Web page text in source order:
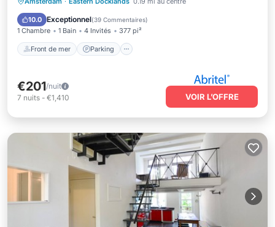
10.0 Exceptionnel(39 Commentaires)
1 Chambre 1 Bain 4 Invités 377 pi²
Front de mer Parking
Vue sur l’océan
€201/nuit
7 nuits - €1,410 VOIR L’OFFRE